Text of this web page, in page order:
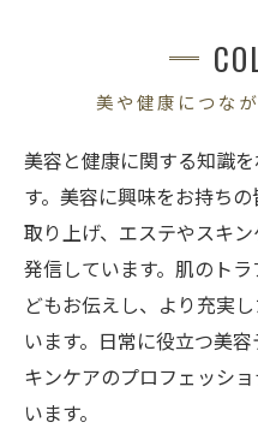
美や健康につな
美容と健康に関する知識
す。美容に興味をお持ち
取り上げ、エステやスキ
発信しています。肌のト
どもお伝えし、より充実
います。日常に役立つ美
キンケアのプロフェッシ
います。